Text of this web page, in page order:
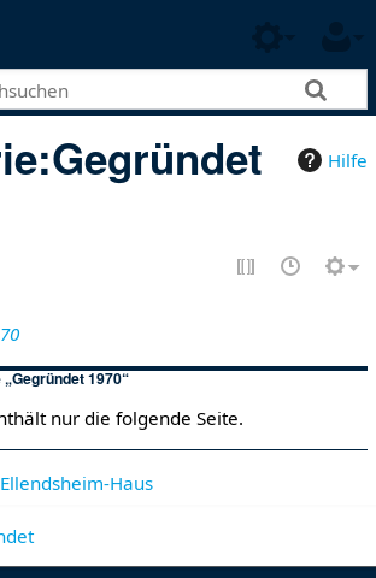
Hilfe
:Gegründet
1970“
nur die folgende Seite.
Haus